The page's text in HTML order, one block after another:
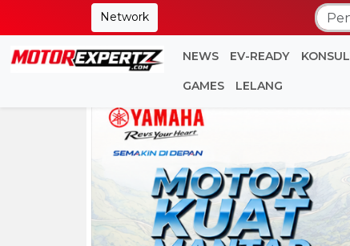
Network
NEWS EV-READY
GAMES LELANG